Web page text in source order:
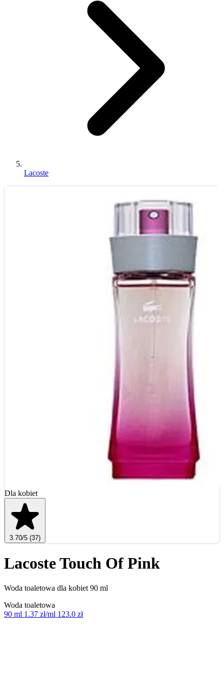
Lacoste
Dla kobiet
3.70/5 (37)
Lacoste Touch Of Pink
Woda toaletowa dla kobiet 90 ml
Woda toaletowa
90 ml 1.37 zł/ml 123.0 zł